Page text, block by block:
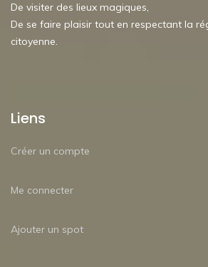
De visiter des lieux magiques,
De se faire plaisir tout en respectant la
citoyenne.
Liens
Créer un compte
Me connecter
Ajouter un spot